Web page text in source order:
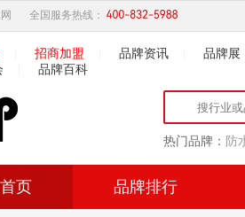
全国服务热线：
招商加盟 品牌资讯
品牌展
品牌百科
热门品牌： 防
页 品牌排行